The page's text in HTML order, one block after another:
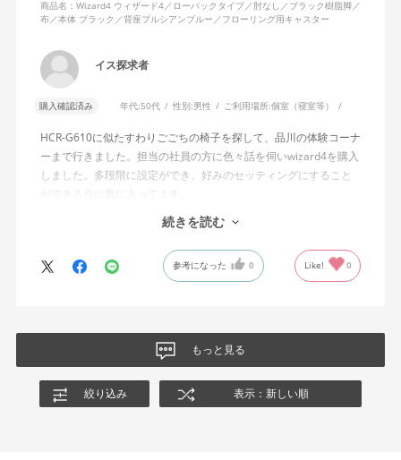
角度でもバランスをとりやすい反力特性に自動調整する機能」と
説明されています。しかし、この機能と、最弱設定でも背もたれ
説明を読んでも理解できませんでした。
問い合わせに対しては、「オートフィットシンクロロッキングの
反力特性を自動調整する機能が働いているため」「Wizard2とは機
構が異なるため、同じ挙動にはならない」との回答をいただきま
強度調整との関係や、最弱設定であっても大きな反力が残る理由
製品自体に不具合があるとは考えていませんが、少なくとも私の
ングの特性や体重による使用感の違いが、より分かりやすく案内
されることを期待します。
商品名：Wizard4 ウィザード4／ローバックタイプ／肘なし／ブラック樹脂脚／
布／本体 ブラック／背座プルシアンブルー／フローリング用キャスター
イス探求者
購入確認済み 年代:50代 性別:男性 ご利用場所:個室（寝室等）
HCR-G610に似たすわりごごちの椅子を探して、品川の体験コーナ
ーまで行きました。担当の社員の方に色々話を伺いwizard4を購入
しました。多段階に設定ができ、好みのセッティングにすること
ができる点に気に入ってます。
しいて言えば、座面がもう少し硬めが好みに近かったなと思いま
す。座面の硬さまで調節出来る機能が有れば完璧だと思います。
続きを読む
参考になった 0 Like! 0
もっと見る
絞り込み 表示：新しい順